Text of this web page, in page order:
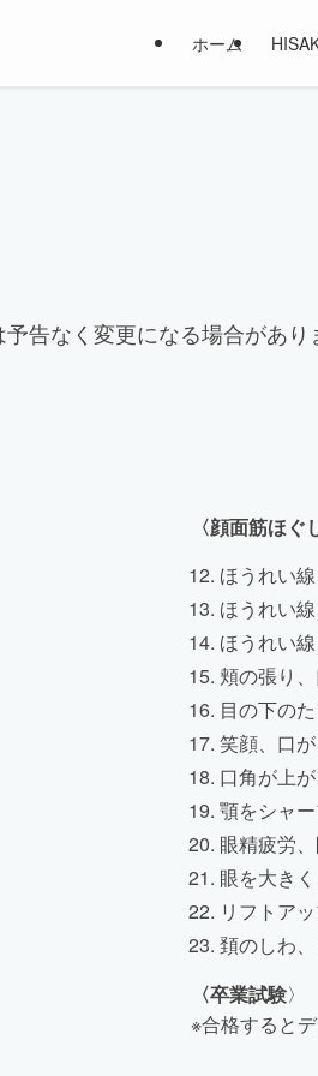
ホーム
予告なく変更になる場合があ
〈顔面筋ほぐ
ほうれい
ほうれい
ほうれい
頬の張り
目の下の
笑顔、口
口角が上
顎をシャ
眼精疲労
眼を大き
リフトア
頚のしわ
〈卒業試験〉
※合格すると